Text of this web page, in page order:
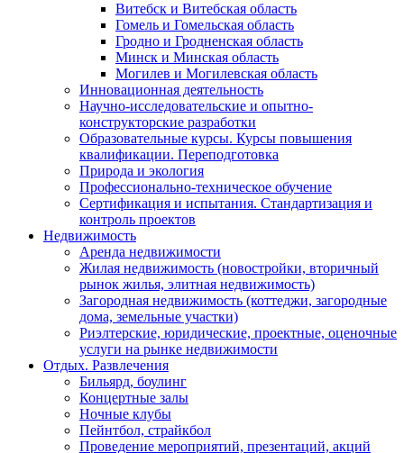
Витебск и Витебская область
Гомель и Гомельская область
Гродно и Гродненская область
Минск и Минская область
Могилев и Могилевская область
Инновационная деятельность
Научно-исследовательские и опытно-
конструкторские разработки
Образовательные курсы. Курсы повышения
квалификации. Переподготовка
Природа и экология
Профессионально-техническое обучение
Сертификация и испытания. Стандартизация и
контроль проектов
Недвижимость
Аренда недвижимости
Жилая недвижимость (новостройки, вторичный
рынок жилья, элитная недвижимость)
Загородная недвижимость (коттеджи, загородные
дома, земельные участки)
Риэлтерские, юридические, проектные, оценочные
услуги на рынке недвижимости
Отдых. Развлечения
Бильярд, боулинг
Концертные залы
Ночные клубы
Пейнтбол, страйкбол
Проведение мероприятий, презентаций, акций